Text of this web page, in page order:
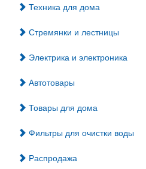
Техника для дома
Стремянки и лестницы
Электрика и электроника
Автотовары
Товары для дома
Фильтры для очистки воды
Распродажа